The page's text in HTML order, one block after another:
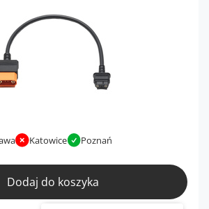
Katowice Poznań
Dodaj do koszyka